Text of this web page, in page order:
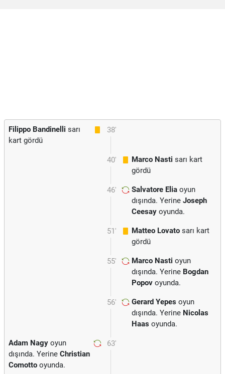
38'
Filippo Bandinelli sarı
kart gördü
40' Marco Nasti sarı kart
gördü
46' Salvatore Elia oyun
dışında. Yerine Joseph
Ceesay oyunda.
51' Matteo Lovato sarı kart
gördü
55' Marco Nasti oyun
dışında. Yerine Bogdan
Popov oyunda.
56' Gerard Yepes oyun
dışında. Yerine Nicolas
Haas oyunda.
63'
Adam Nagy oyun
dışında. Yerine Christian
Comotto oyunda.